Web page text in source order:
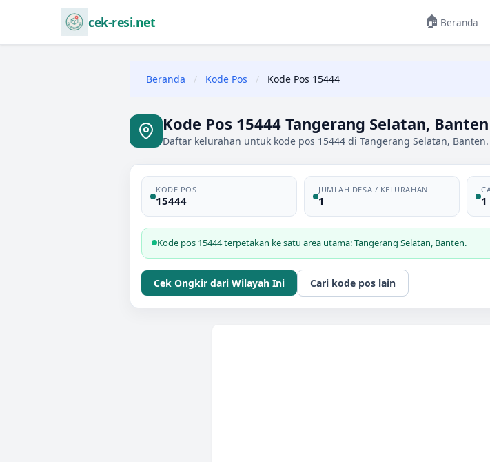
cek-resi.net 🏠 Beranda
Beranda / Kode Pos / Kode Pos 15444
Kode Pos 15444 Tangerang Selatan, Banten
Daftar kelurahan untuk kode pos 15444 di Tangerang Selatan, Banten.
KODE POS
15444
JUMLAH DESA / KELURAHAN
1 1
Kode pos 15444 terpetakan ke satu area utama: Tangerang Selatan, Banten.
Cek Ongkir dari Wilayah Ini Cari kode pos lain